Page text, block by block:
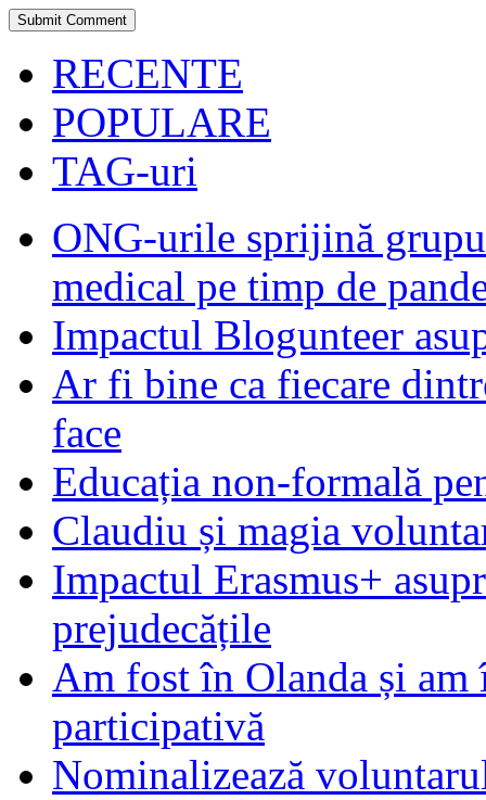
RECENTE
POPULARE
TAG-uri
ONG-urile sprijină
medical pe timp de
Impactul Blogunteer
Ar fi bine ca fiecare
face
Educația non-formală
Claudiu și magia
Impactul Erasmus+
prejudecățile
Am fost în Olanda și am
participativă
Nominalizează